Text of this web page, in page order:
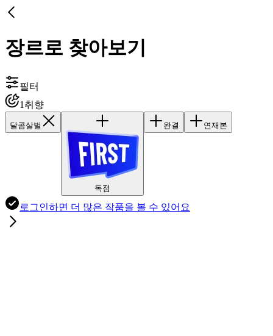
장르로 찾아보기
필터
1 취향
달콤살벌
독점
완결 연재본
로그인하면 더 많은 작품을 볼 수 있어요